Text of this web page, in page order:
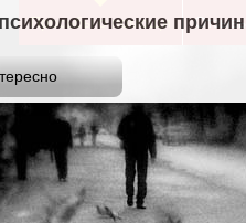
Просьбы о помощи